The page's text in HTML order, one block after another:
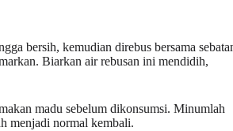
bersih, kemudian direbus bersama
Biarkan air rebusan ini mendidih,
madu sebelum dikonsumsi. Minumlah
menjadi normal kembali.